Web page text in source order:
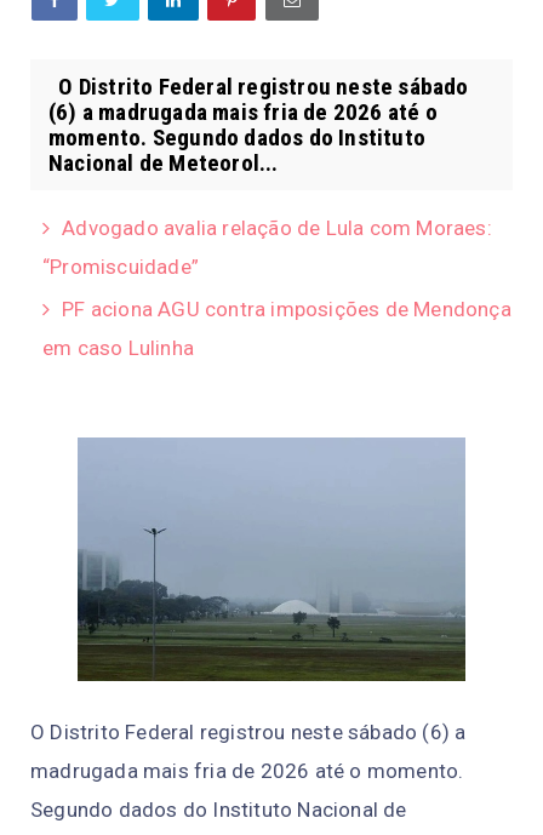
O Distrito Federal registrou neste sábado
(6) a madrugada mais fria de 2026 até o
momento. Segundo dados do Instituto
Nacional de Meteorol...
Advogado avalia relação de Lula com Moraes:
“Promiscuidade”
PF aciona AGU contra imposições de Mendonça
em caso Lulinha
O Distrito Federal registrou neste sábado (6) a
madrugada mais fria de 2026 até o momento.
Segundo dados do Instituto Nacional de